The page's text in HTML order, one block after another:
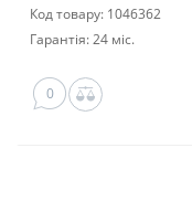
Код товару: 1046362
Гарантія: 24 міс.
0